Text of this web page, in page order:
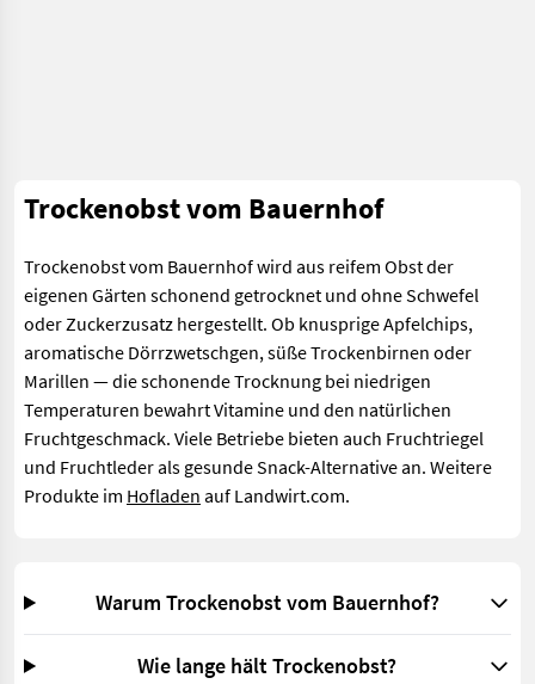
Trockenobst vom Bauernhof
Trockenobst vom Bauernhof wird aus reifem Obst der
eigenen Gärten schonend getrocknet und ohne Schwefel
oder Zuckerzusatz hergestellt. Ob knusprige Apfelchips,
aromatische Dörrzwetschgen, süße Trockenbirnen oder
Marillen — die schonende Trocknung bei niedrigen
Temperaturen bewahrt Vitamine und den natürlichen
Fruchtgeschmack. Viele Betriebe bieten auch Fruchtriegel
und Fruchtleder als gesunde Snack-Alternative an. Weitere
Produkte im Hofladen auf Landwirt.com.
Warum Trockenobst vom Bauernhof?
Wie lange hält Trockenobst?